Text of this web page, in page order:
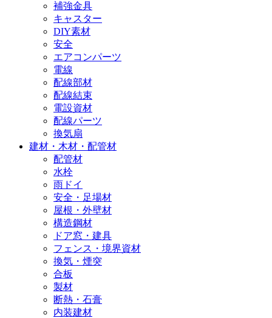
補強金具
キャスター
DIY素材
安全
エアコンパーツ
電線
配線部材
配線結束
電設資材
配線パーツ
換気扇
建材・木材・配管材
配管材
水栓
雨ドイ
安全・足場材
屋根・外壁材
構造鋼材
ドア窓・建具
フェンス・境界資材
換気・煙突
合板
製材
断熱・石膏
内装建材